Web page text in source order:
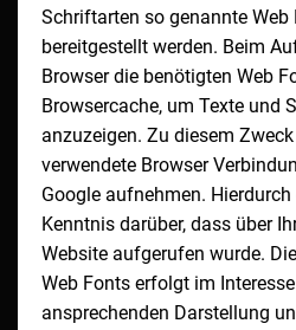
Schriftarten so genannte Web
bereitgestellt werden. Beim
Browser die benötigten Web
Browsercache, um Texte und
anzuzeigen. Zu diesem
verwendete Browser
Google aufnehmen.
Kenntnis darüber, dass über
Website aufgerufen wurde.
Web Fonts erfolgt im
ansprechenden Darstellung